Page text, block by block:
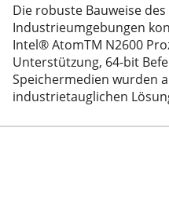
der Serie VR 140
sowie für optische
für 4 Leitungen
Die robuste Bauweise
Industrieumgebungen
Intel® AtomTM N2600
Unterstützung, 64-bit
Speichermedien wurden
industrietauglichen